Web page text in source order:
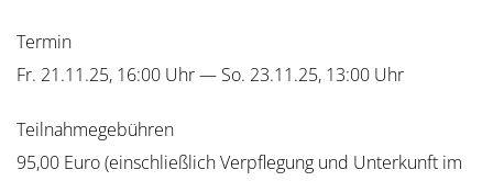
Termin
Fr. 21.11.25, 16:00 Uhr — So. 23.11.25, 13:00 Uhr
Teilnahmegebühren
95,00 Euro (einschließlich Verpflegung und Unterkunft im